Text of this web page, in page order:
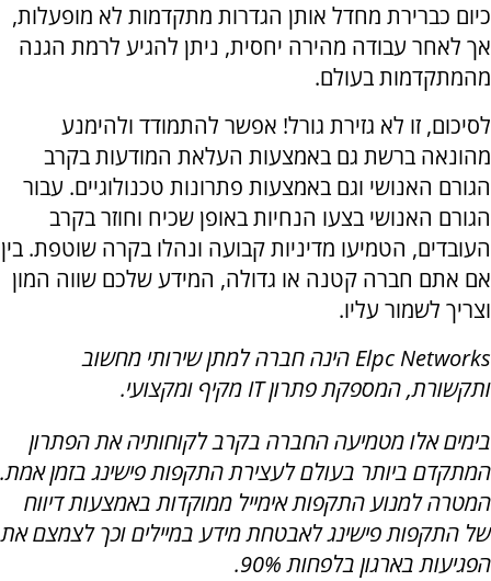
כיום כברירת מחדל אותן הגדרות מתקדמות לא מופעלות,
אך לאחר עבודה מהירה יחסית, ניתן להגיע לרמת הגנה
מהמתקדמות בעולם.
לסיכום, זו לא גזירת גורל! אפשר להתמודד ולהימנע
מהונאה ברשת גם באמצעות העלאת המודעות בקרב
הגורם האנושי וגם באמצעות פתרונות טכנולוגיים. עבור
הגורם האנושי בצעו הנחיות באופן שכיח וחוזר בקרב
העובדים, הטמיעו מדיניות קבועה ונהלו בקרה שוטפת. בין
אם אתם חברה קטנה או גדולה, המידע שלכם שווה המון
וצריך לשמור עליו.
Elpc Networks הינה חברה למתן שירותי מחשוב
ותקשורת, המספקת פתרון IT מקיף ומקצועי.
בימים אלו מטמיעה החברה בקרב לקוחותיה את הפתרון
המתקדם ביותר בעולם לעצירת התקפות פישינג בזמן אמת.
המטרה למנוע התקפות אימייל ממוקדות באמצעות דיווח
של התקפות פישינג לאבטחת מידע במיילים וכך לצמצם את
הפגיעות בארגון בלפחות 90%.